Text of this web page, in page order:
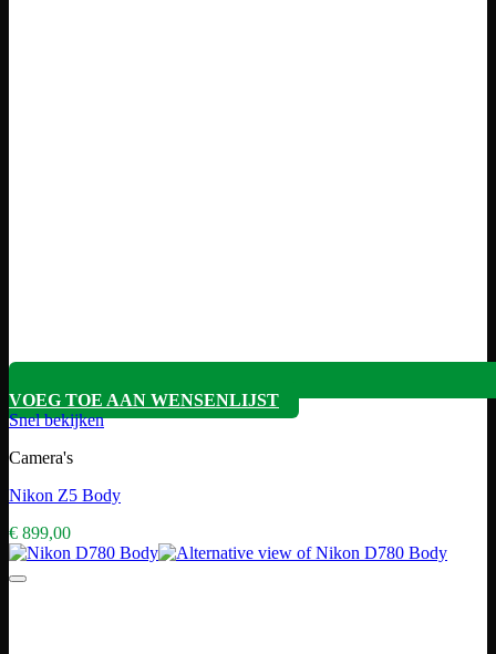
VOEG TOE AAN WENSENLIJST
Snel bekijken
Camera's
Nikon Z5 Body
€ 899,00